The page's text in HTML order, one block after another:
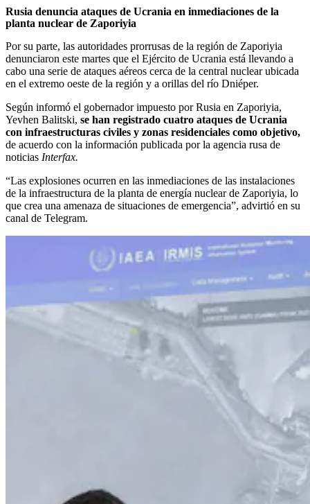
Rusia denuncia ataques de Ucrania en inmediaciones de la
planta nuclear de Zaporiyia
Por su parte, las autoridades prorrusas de la región de Zaporiyia
denunciaron este martes que el Ejército de Ucrania está llevando a
cabo una serie de ataques aéreos cerca de la central nuclear ubicada
en el extremo oeste de la región y a orillas del río Dniéper.
Según informó el gobernador impuesto por Rusia en Zaporiyia,
Yevhen Balitski, se han registrado cuatro ataques de Ucrania
con infraestructuras civiles y zonas residenciales como objetivo,
de acuerdo con la información publicada por la agencia rusa de
noticias Interfax.
“Las explosiones ocurren en las inmediaciones de las instalaciones
de la infraestructura de la planta de energía nuclear de Zaporiyia, lo
que crea una amenaza de situaciones de emergencia”, advirtió en su
canal de Telegram.